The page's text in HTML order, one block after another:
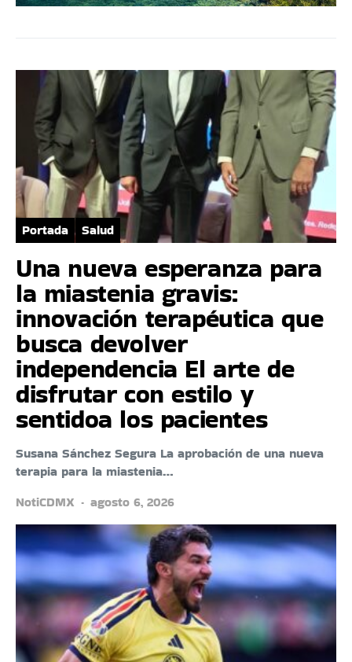
Portada Salud
Una nueva esperanza para
la miastenia gravis:
innovación terapéutica que
busca devolver
independencia El arte de
disfrutar con estilo y
sentidoa los pacientes
Susana Sánchez Segura La aprobación de una nueva
terapia para la miastenia…
NotiCDMX
agosto 6, 2026